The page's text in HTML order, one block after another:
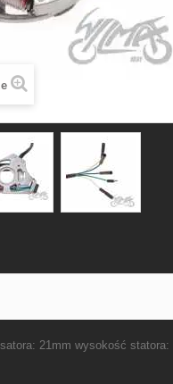
21mm wysokość